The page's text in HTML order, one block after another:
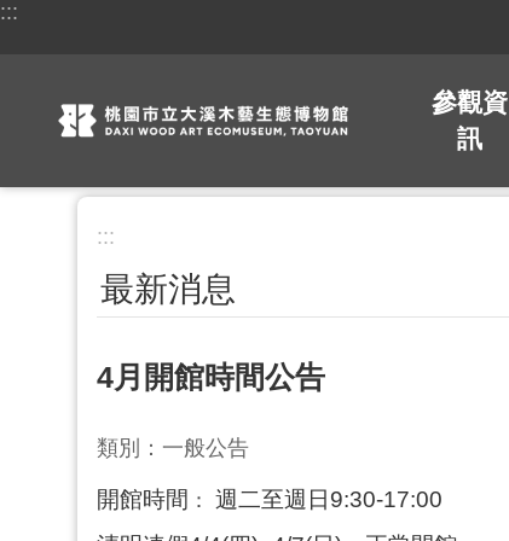
跳到主要內容區塊
:::
參觀資
訊
:::
最新消息
4月開館時間公告
類別：一般公告
開館時間 ： 週二至週日9:30-17:00